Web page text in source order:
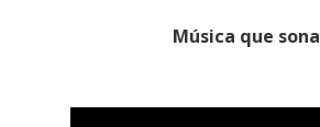
Música que sona